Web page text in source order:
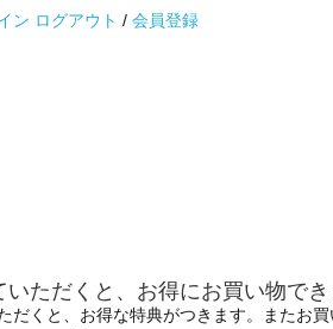
ン ログアウト / 会員登録
ただくと、お得にお買い物でき
だくと、お得な特典がつきます。またお買